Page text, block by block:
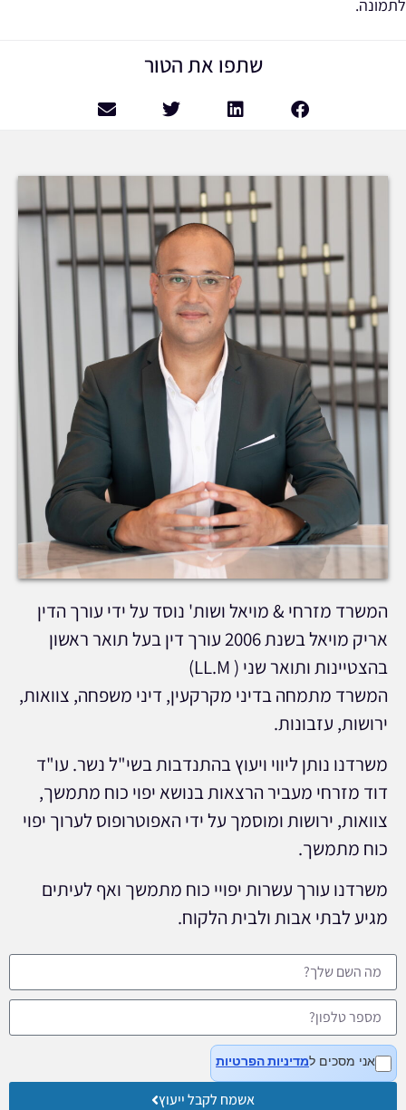
לתמונה.
שתפו את הטור
המשרד מזרחי & מויאל ושות' נוסד על ידי עורך הדין
אריק מויאל בשנת 2006 עורך דין בעל תואר ראשון
בהצטיינות ותואר שני ( LL.M)
המשרד מתמחה בדיני מקרקעין, דיני משפחה, צוואות,
ירושות, עזבונות.
משרדנו נותן ליווי ויעוץ בהתנדבות בשי"ל נשר. עו"ד
דוד מזרחי מעביר הרצאות בנושא יפוי כוח מתמשך,
צוואות, ירושות ומוסמך על ידי האפוטרופוס לערוך יפוי
כוח מתמשך.
משרדנו עורך עשרות יפויי כוח מתמשך ואף לעיתים
מגיע לבתי אבות ולבית הלקוח.
אני מסכים למדיניות הפרטיות
אשמח לקבל ייעוץ